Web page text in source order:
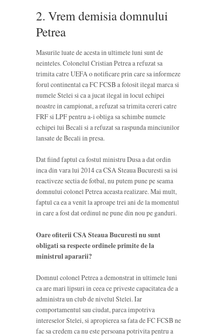
2. Vrem demisia domnului
Petrea
Masurile luate de acesta in ultimele luni sunt de
neinteles. Colonelul Cristian Petrea a refuzat sa
trimita catre UEFA o notificare prin care sa informeze
forul continental ca FC FCSB a folosit ilegal marca si
numele Stelei si ca a jucat ilegal in locul echipei
noastre in campionat, a refuzat sa trimita cereri catre
FRF si LPF pentru a-i obliga sa schimbe numele
echipei lui Becali si a refuzat sa raspunda minciunilor
lansate de Becali in presa.
Dat fiind faptul ca fostul ministru Dusa a dat ordin
inca din vara lui 2014 ca CSA Steaua Bucuresti sa isi
reactiveze sectia de fotbal, nu putem pune pe seama
domnului colonel Petrea aceasta realizare. Mai mult,
faptul ca ea a venit la aproape trei ani de la momentul
in care a fost dat ordinul ne pune din nou pe ganduri.
Oare ofiterii CSA Steaua Bucuresti nu sunt
obligati sa respecte ordinele primite de la
ministrul apararii?
Domnul colonel Petrea a demonstrat in ultimele luni
ca are mari lipsuri in ceea ce priveste capacitatea de a
administra un club de nivelul Stelei. Iar
comportamentul sau ciudat, parca impotriva
intereselor Stelei, si apropierea sa fata de FC FCSB ne
fac sa credem ca nu este persoana potrivita pentru a